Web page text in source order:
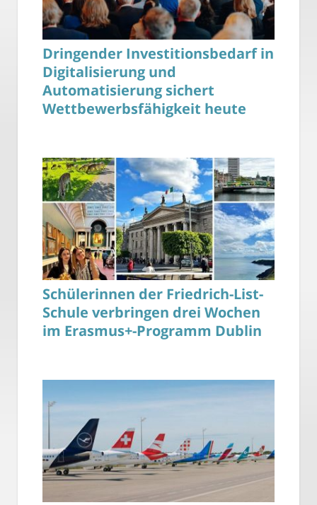
Dringender Investitionsbedarf in
Digitalisierung und
Automatisierung sichert
Wettbewerbsfähigkeit heute
Schülerinnen der Friedrich-List-
Schule verbringen drei Wochen
im Erasmus+-Programm Dublin